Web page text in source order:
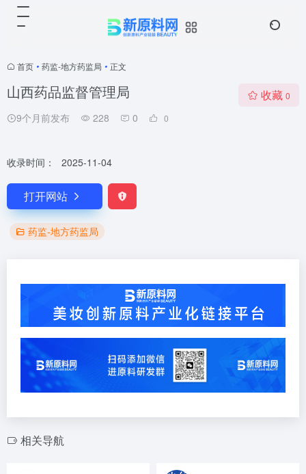
首页 • 药监-地方药监局 • 正文
山西药品监督管理局
9个月前发布 228 0 0
收藏 0
收录时间： 2025-11-04
打开网站
药监-地方药监局
相关导航